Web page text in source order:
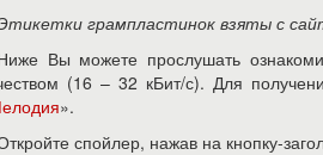
грампластинок взяты с
Вы можете прослушать
(16 – 32 кБит/с). Для
».
спойлер, нажав на кнопку-